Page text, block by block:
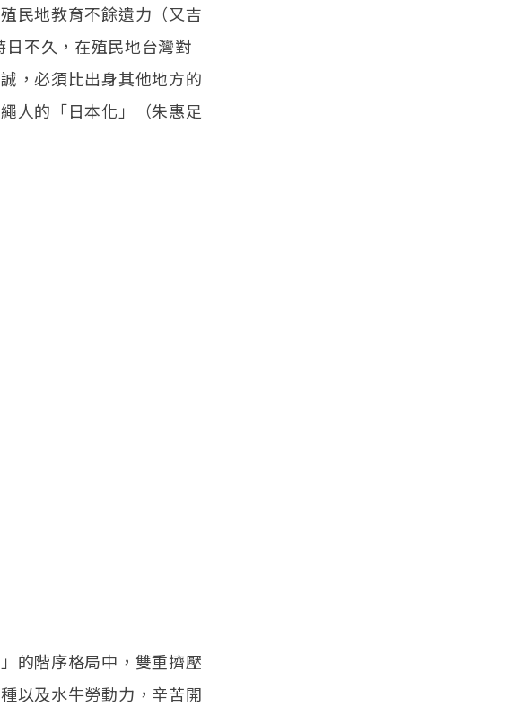
民地教育不餘遺力（又吉
不久，在殖民地台灣對
，必須比出身其他地方的
人的「日本化」（朱惠足
的階序格局中，雙重擠壓
以及水牛勞動力，辛苦開